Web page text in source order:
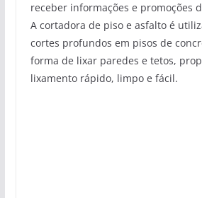
receber informações e promoções
A cortadora de piso e asfalto é
cortes profundos em pisos de
forma de lixar paredes e tetos,
lixamento rápido, limpo e fácil.